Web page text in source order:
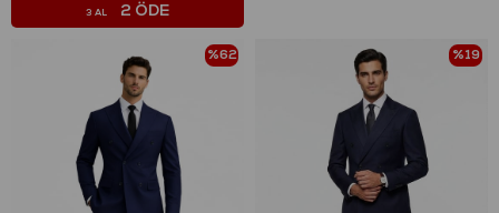
3 AL 2 ÖDE
%62 %19